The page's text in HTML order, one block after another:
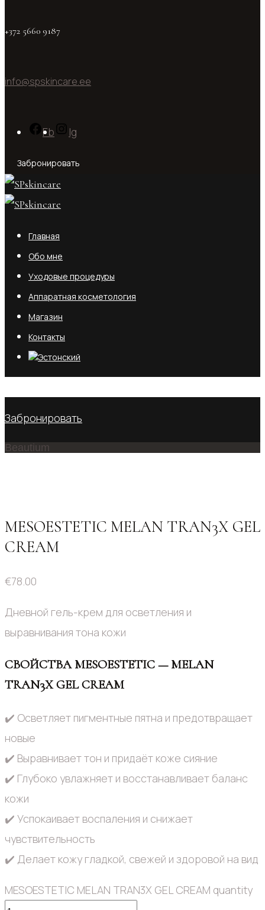
+372 5660 9187
info@spskincare.ee
Fb Ig
Забронировать
Главная
Обо мне
Уходовые процедуры
Аппаратная косметология
Магазин
Контакты
Забронировать
Beautium
MESOESTETIC MELAN TRAN3X GEL
CREAM
€78.00
Дневной гель-крем для осветления и
выравнивания тона кожи
СВОЙСТВА MESOESTETIC — MELAN
TRAN3X GEL CREAM
✔️ Осветляет пигментные пятна и предотвращает
новые
✔️ Выравнивает тон и придаёт коже сияние
✔️ Глубоко увлажняет и восстанавливает баланс
кожи
✔️ Успокаивает воспаления и снижает
чувствительность
✔️ Делает кожу гладкой, свежей и здоровой на вид
MESOESTETIC MELAN TRAN3X GEL CREAM quantity